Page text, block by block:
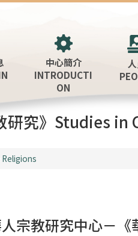
中心簡介
INTRODUCTI
ON
研究》Studies in
人宗教研究中心－